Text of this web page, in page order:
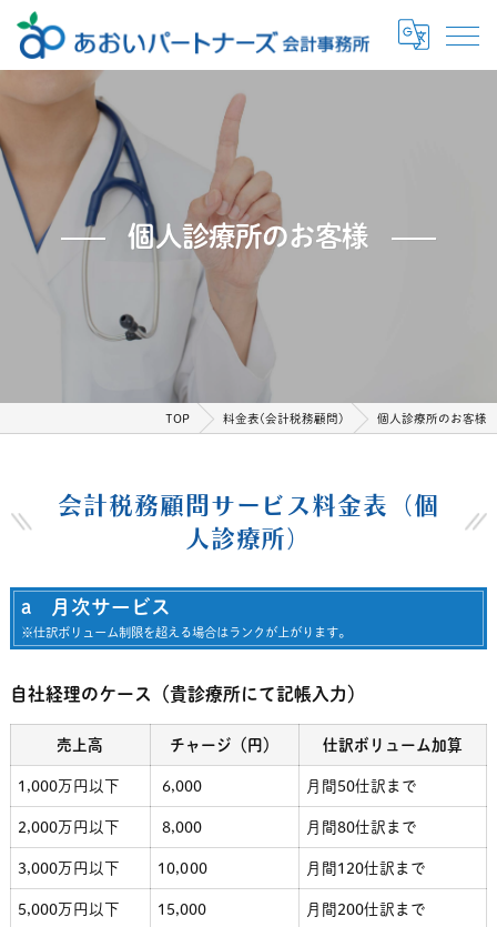
個人診療所のお客様
TOP 料金表(会計税務顧問) 個人診療所のお客様
会計税務顧問サービス料金表（個
人診療所）
a 月次サービス
※仕訳ボリューム制限を超える場合はランクが上がります。
自社経理のケース（貴診療所にて記帳入力）
売上高 チャージ（円） 仕訳ボリューム加算
1,000万円以下 6,000 月間50仕訳まで
2,000万円以下 8,000 月間80仕訳まで
3,000万円以下 10,000 月間120仕訳まで
5,000万円以下 15,000 月間200仕訳まで